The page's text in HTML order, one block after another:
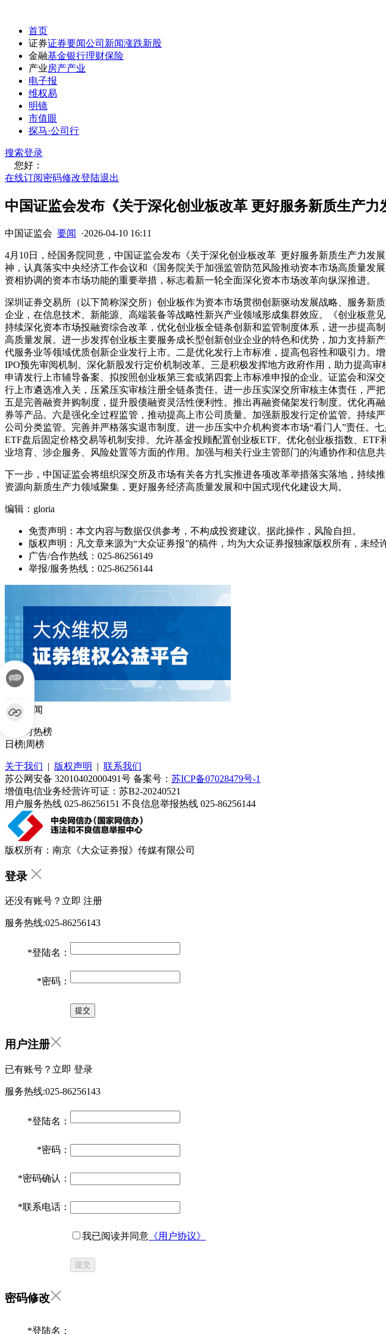
首页
证券证券要闻公司新闻涨跌新股
金融基金银行理财保险
产业房产产业
电子报
维权易
明镜
市值眼
探马·公司行
搜索登录
您好：
在线订阅密码修改登陆退出
中国证监会发布《关于深化创业板改革 更好服务新质生产力
中国证监会 要闻 ·2026-04-10 16:11
4月10日，经国务院同意，中国证监会发布《关于深化创业板改革 更好服务新质生产力
神，认真落实中央经济工作会议和《国务院关于加强监管防范风险推动资本市场高质量发
资相协调的资本市场功能的重要举措，标志着新一轮全面深化资本市场改革向纵深推进。
深圳证券交易所（以下简称深交所）创业板作为资本市场贯彻创新驱动发展战略、服务新
企业，在信息技术、新能源、高端装备等战略性新兴产业领域形成集群效应。《创业板
持续深化资本市场投融资综合改革，优化创业板全链条创新和监管制度体系，进一步提
高质量发展。进一步发挥创业板主要服务成长型创新创业企业的特色和优势，加力支持
代服务业等领域优质创新企业发行上市。二是优化发行上市标准，提高包容性和吸引力
IPO预先审阅机制。深化新股发行定价机制改革。三是积极发挥地方政府作用，助力提高
申请发行上市辅导备案、拟按照创业板第三套或第四套上市标准申报的企业。证监会和
行上市遴选准入关，压紧压实审核注册全链条责任。进一步压实深交所审核主体责任，严
五是完善融资并购制度，提升股债融资灵活性便利性。推出再融资储架发行制度。优化
券等产品。六是强化全过程监管，推动提高上市公司质量。加强新股发行定价监管。持
公司分类监管。完善并严格落实退市制度。进一步压实中介机构资本市场“看门人”责任。
ETF盘后固定价格交易等机制安排。允许基金投顾配置创业板ETF。优化创业板指数、
业培育、涉企服务、风险处置等方面的作用。加强与相关行业主管部门的沟通协作和信息
下一步，中国证监会将组织深交所及市场有关各方扎实推进各项改革举措落实落地，持
资源向新质生产力领域聚集，更好服务经济高质量发展和中国式现代化建设大局。
编辑：gloria
免责声明：本文内容与数据仅供参考，不构成投资建议。据此操作，风险自担。
版权声明：凡文章来源为“大众证券报”的稿件，均为大众证券报独家版权所有，未经
广告/合作热线：025-86256149
举报/服务热线：025-86256144
热门新闻
24小时热榜
日榜|周榜
关于我们 | 版权声明 | 联系我们
苏公网安备 32010402000491号 备案号： 苏ICP备07028479号-1
增值电信业务经营许可证：苏B2-20240521
用户服务热线 025-86256151 不良信息举报热线 025-86256144
版权所有：南京《大众证券报》传媒有限公司
登录
还没有账号？立即 注册
服务热线:025-86256143
*登陆名：
*密码：
用户注册
已有账号？立即 登录
服务热线:025-86256143
*登陆名：
*密码：
*密码确认：
*联系电话：
我已阅读并同意 《用户协议》
提交
密码修改
*登陆名：